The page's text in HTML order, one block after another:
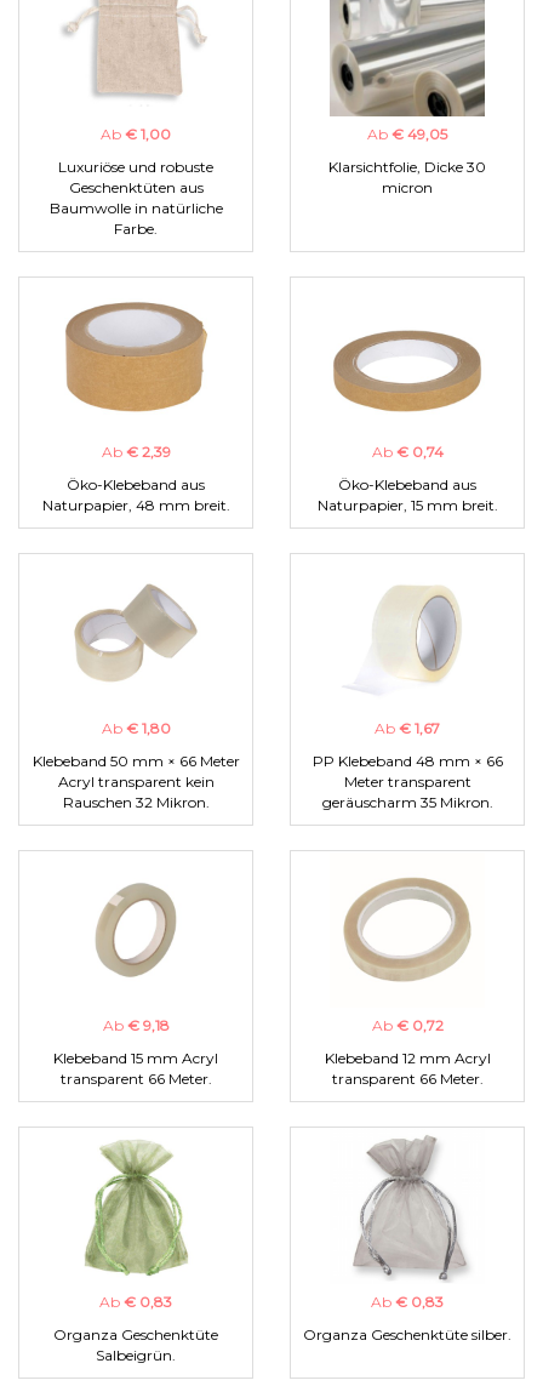
Ab € 1,00
Luxuriöse und robuste
Geschenktüten aus
Baumwolle in natürliche
Farbe.
Ab € 49,05
Klarsichtfolie, Dicke 30
micron
Ab € 2,39
Öko-Klebeband aus
Naturpapier, 48 mm breit.
Ab € 0,74
Öko-Klebeband aus
Naturpapier, 15 mm breit.
Ab € 1,80
Klebeband 50 mm × 66 Meter
Acryl transparent kein
Rauschen 32 Mikron.
Ab € 1,67
PP Klebeband 48 mm × 66
Meter transparent
geräuscharm 35 Mikron.
Ab € 9,18
Klebeband 15 mm Acryl
transparent 66 Meter.
Ab € 0,72
Klebeband 12 mm Acryl
transparent 66 Meter.
Ab € 0,83
Organza Geschenktüte
Salbeigrün.
Ab € 0,83
Organza Geschenktüte silber.